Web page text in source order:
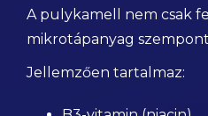
A pulykamell nem csak
mikrotápanyag
Jellemzően tartalmaz: